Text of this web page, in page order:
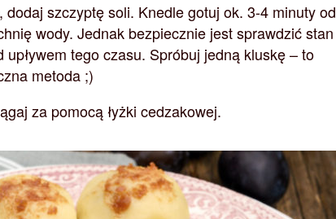
szczyptę soli. Knedle gotuj ok. 3-4 minuty od
wody. Jednak bezpiecznie jest sprawdzić stan
tego czasu. Spróbuj jedną kluskę – to
metoda ;)
za pomocą łyżki cedzakowej.